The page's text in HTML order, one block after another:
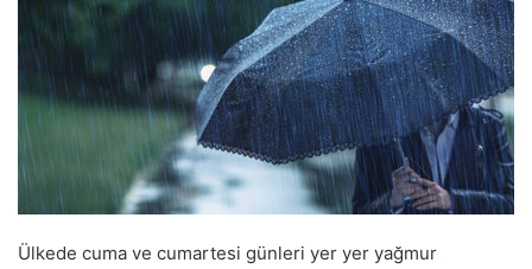
Ülkede cuma ve cumartesi günleri yer yer yağmur